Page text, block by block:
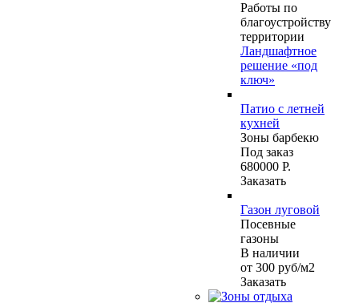
Работы по
благоустройству
территории
Ландшафтное
решение «под
ключ»
Патио с летней
кухней
Зоны барбекю
Под заказ
680000 Р.
Заказать
Газон луговой
Посевные
газоны
В наличии
от 300 руб/м2
Заказать